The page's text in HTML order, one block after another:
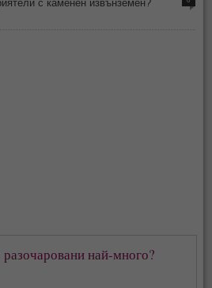
с каменен извънземен?
разочаровани най-много?